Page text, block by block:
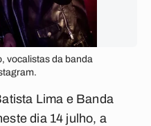
vocalistas da banda
Lima e Banda
dia 14 julho, a